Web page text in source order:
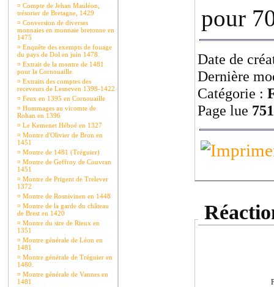
¤ Compte de Jehan Mauléon,
trésorier de Bretagne, 1429
¤ Conversion de diverses
monnaies en monnaie bretonne en
1475
¤ Enquête des exempts de fouage
du pays de Dol en juin 1478.
¤ Extrait de la montre de 1481
pour la Cornouaille
¤ Extraits des comptes des
receveurs de Lesneven 1398-1422
¤ Feux en 1395 en Cornouaille
¤ Hommages au vicomte de
Rohan en 1396
¤ Le Kemenet Héboé en 1327
¤ Montre d'Olivier de Bron en
1451
¤ Montre de 1481 (Tréguier)
¤ Montre de Geffroy de Couvran
1451
¤ Montre de Prigent de Trelever
1372
¤ Montre de Rosnivinen en 1448
¤ Montre de la garde du château
de Brest en 1420
¤ Montre du sire de Rieux en
1351
¤ Montre générale de Léon en
1481
¤ Montre générale de Tréguier en
1480.
¤ Montre générale de Vannes en
1481
pour
Date de
Dernière
Catégorie :
Page lue